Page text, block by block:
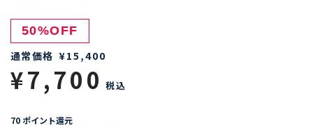
50%OFF
通常価格 ¥15,400
¥7,700 税込
70 ポイント還元